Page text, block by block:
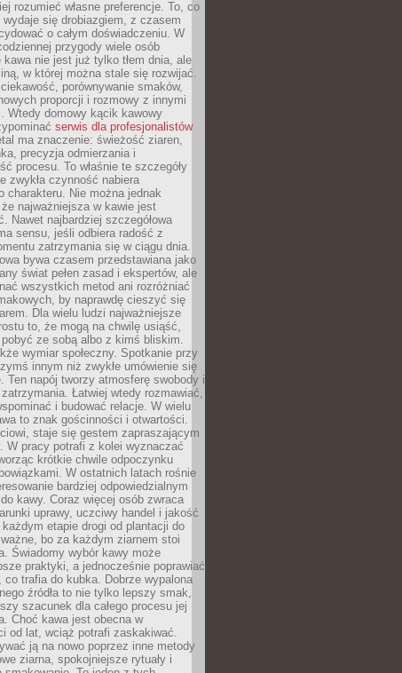
rozumieć własne preferencje. To, co
wydaje się drobiazgiem, z czasem
o całym doświadczeniu. W
przygody wiele osób
kawa nie jest już tylko tłem dnia, ale
w której można stale się rozwijać.
porównywanie smaków,
proporcji i rozmowy z innymi
Wtedy domowy kącik kawowy
serwis dla profesjonalistów
ma znaczenie: świeżość ziaren,
precyzja odmierzania i
procesu. To właśnie te szczegóły
zwykła czynność nabiera
charakteru. Nie można jednak
najważniejsza w kawie jest
Nawet najbardziej szczegółowa
sensu, jeśli odbiera radość z
zatrzymania się w ciągu dnia.
bywa czasem przedstawiana jako
świat pełen zasad i ekspertów, ale
wszystkich metod ani rozróżniać
by naprawdę cieszyć się
Dla wielu ludzi najważniejsze
to, że mogą na chwilę usiąść,
ze sobą albo z kimś bliskim.
wymiar społeczny. Spotkanie przy
innym niż zwykłe umówienie się
Ten napój tworzy atmosferę swobody i
zatrzymania. Łatwiej wtedy rozmawiać,
i budować relacje. W wielu
to znak gościnności i otwartości.
staje się gestem zapraszającym
W pracy potrafi z kolei wyznaczać
krótkie chwile odpoczynku
W ostatnich latach rośnie
bardziej odpowiedzialnym
kawy. Coraz więcej osób zwraca
uprawy, uczciwy handel i jakość
każdym etapie drogi od plantacji do
bo za każdym ziarnem stoi
Świadomy wybór kawy może
praktyki, a jednocześnie poprawiać
co trafia do kubka. Dobrze wypalona
źródła to nie tylko lepszy smak,
szacunek dla całego procesu jej
Choć kawa jest obecna w
od lat, wciąż potrafi zaskakiwać.
ją na nowo poprzez inne metody
ziarna, spokojniejsze rytuały i